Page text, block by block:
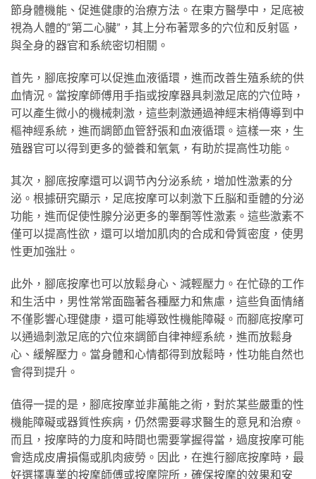
節身體機能、促進健康的治療方法。在東方醫學中，足底被
視為人體的“第二心臟”，其上分布著眾多的穴位和反射區，
與全身的器官和系統密切相關。
首先，腳底按摩可以促進血液循環，進而改善生殖系統的供
血情況。當按摩師傅用手指或按摩器具刺激足底的穴位時，
可以產生微小的機械刺激，這些刺激通過神經末梢傳導到中
樞神經系統，進而調節血管舒張和血液循環。這樣一來，生
殖器官可以得到更多的營養和氧氣，有助於提高性功能。
其次，腳底按摩還可以调节內分泌系統，增加性激素的分
泌。根據研究顯示，足底按摩可以刺激下丘脳和垂體的分泌
功能，進而促使性腺分泌更多的睾酮等性激素。這些激素不
僅可以提高性欲，還可以增加肌肉的合成和骨質密度，使男
性更加強壯。
此外，腳底按摩也可以放鬆身心、減輕壓力。在忙碌的工作
和生活中，男性常常面臨著各種壓力和焦慮，這些負面情緒
不僅影響心理健康，還可能導致性機能障礙。而腳底按摩可
以通過刺激足底的穴位來調節自律神經系統，進而放鬆身
心、緩解壓力。當身體和心情都得到放鬆時，性功能自然也
會得到提升。
值得一提的是，腳底按摩並非萬能之術，對於某些嚴重的性
機能障礙或器質性疾病，仍然需要尋求醫生的意見和治療。
而且，按摩時的力度和時間也需要掌握得當，過度按摩可能
會造成皮膚損傷或肌肉疲勞。因此，在進行腳底按摩時，最
好選擇專業的按摩師傅或按摩院所，確保按摩的效果和安